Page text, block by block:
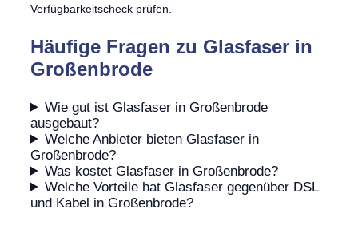
Verfügbarkeitscheck prüfen.
Häufige Fragen zu Glasfaser in
Großenbrode
Wie gut ist Glasfaser in Großenbrode
ausgebaut?
Welche Anbieter bieten Glasfaser in
Großenbrode?
Was kostet Glasfaser in Großenbrode?
Welche Vorteile hat Glasfaser gegenüber DSL
und Kabel in Großenbrode?